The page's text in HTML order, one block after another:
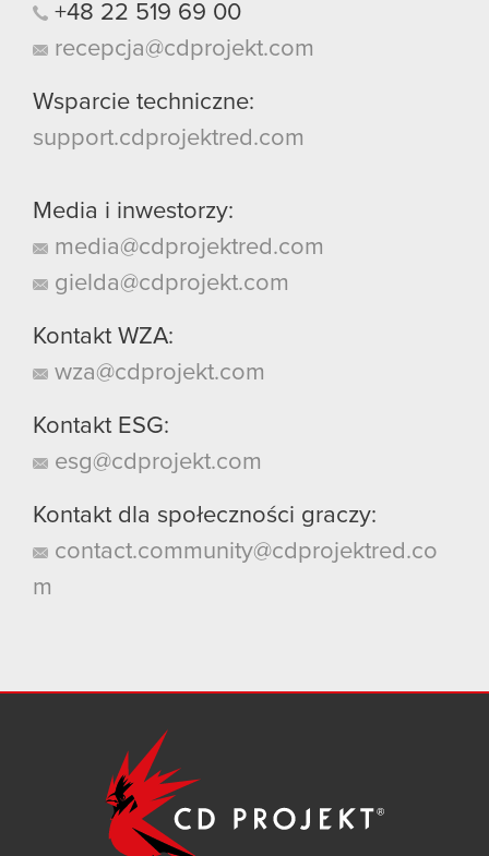
+48 22 519 69 00
recepcja@cdprojekt.com
Wsparcie techniczne:
support.cdprojektred.com
Media i inwestorzy:
media@cdprojektred.com
gielda@cdprojekt.com
Kontakt WZA:
wza@cdprojekt.com
Kontakt ESG:
esg@cdprojekt.com
Kontakt dla społeczności graczy:
contact.community@cdprojektred.co
m